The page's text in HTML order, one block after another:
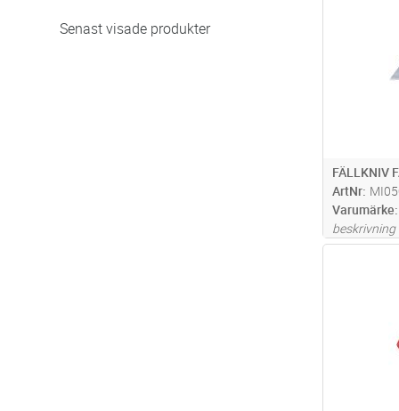
Senast visade produkter
FÄLLKNIV
ArtNr
Varumärke
beskrivning